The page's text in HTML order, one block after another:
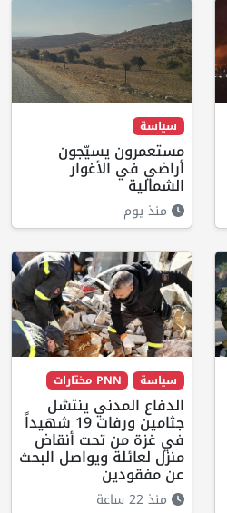
سياسة
مستعمرون يسيّجون
أراضي في الأغوار
الشمالية
منذ يوم
سياسة PNN مختارات
الدفاع المدني ينتشل
جثامين ورفات 19 شهيداً
في غزة من تحت أنقاض
منزل لعائلة ويواصل البحث
عن مفقودين
منذ 22 ساعة